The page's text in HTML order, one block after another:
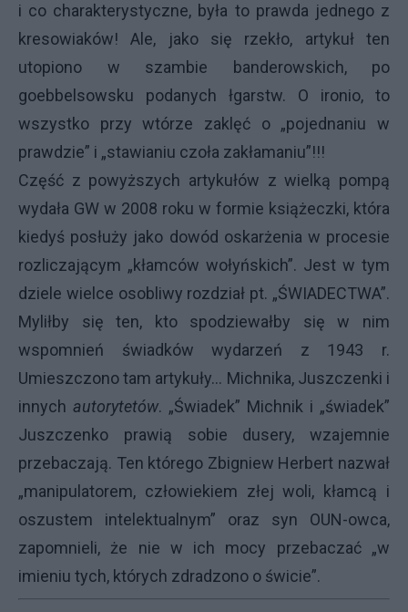
i co charakterystyczne, była to prawda jednego z
kresowiaków! Ale, jako się rzekło, artykuł ten
utopiono w szambie banderowskich, po
goebbelsowsku podanych łgarstw. O ironio, to
wszystko przy wtórze zaklęć o „pojednaniu w
prawdzie” i „stawianiu czoła zakłamaniu”!!!
Część z powyższych artykułów z wielką pompą
wydała GW w 2008 roku w formie książeczki, która
kiedyś posłuży jako dowód oskarżenia w procesie
rozliczającym „kłamców wołyńskich”. Jest w tym
dziele wielce osobliwy rozdział pt. „ŚWIADECTWA”.
Myliłby się ten, kto spodziewałby się w nim
wspomnień świadków wydarzeń z 1943 r.
Umieszczono tam artykuły... Michnika, Juszczenki i
innych autorytetów. „Świadek” Michnik i „świadek”
Juszczenko prawią sobie dusery, wzajemnie
przebaczają. Ten którego Zbigniew Herbert nazwał
„manipulatorem, człowiekiem złej woli, kłamcą i
oszustem intelektualnym” oraz syn OUN-owca,
zapomnieli, że nie w ich mocy przebaczać „w
imieniu tych, których zdradzono o świcie”.